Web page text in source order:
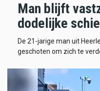
Man blijft
dodelijke
De 21-jarige man uit
geschoten om zich te